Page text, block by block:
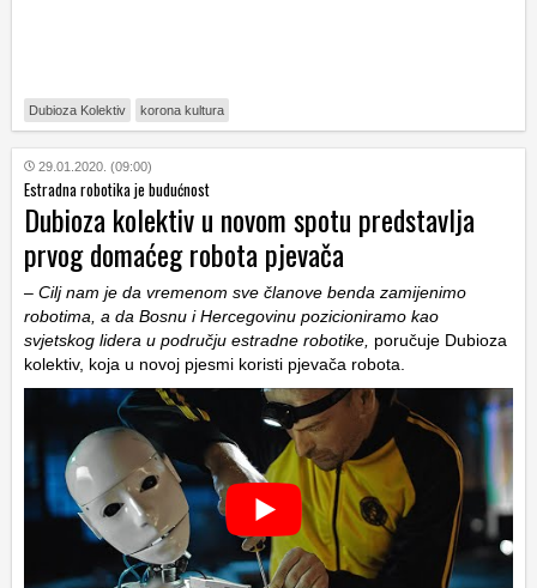
Dubioza Kolektiv korona kultura
29.01.2020. (09:00)
Estradna robotika je budućnost
Dubioza kolektiv u novom spotu predstavlja
prvog domaćeg robota pjevača
– Cilj nam je da vremenom sve članove benda zamijenimo
robotima, a da Bosnu i Hercegovinu pozicioniramo kao
svjetskog lidera u području estradne robotike, poručuje Dubioza
kolektiv, koja u novoj pjesmi koristi pjevača robota.